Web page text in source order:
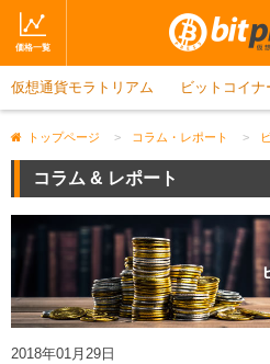
価格一覧
ホーム
取引会社
コラム・レポート
ツイッター
ショップ
仮想通貨モラトリアム ビットコイ
トップページ > コラム・レポート >
コラム & レポート
2018年01月29日